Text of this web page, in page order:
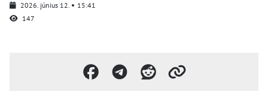
2026. június 12.
15:41
147